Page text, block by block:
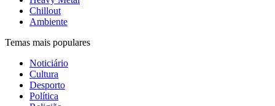
Chillout
Ambiente
Temas mais populares
Noticiário
Cultura
Desporto
Política